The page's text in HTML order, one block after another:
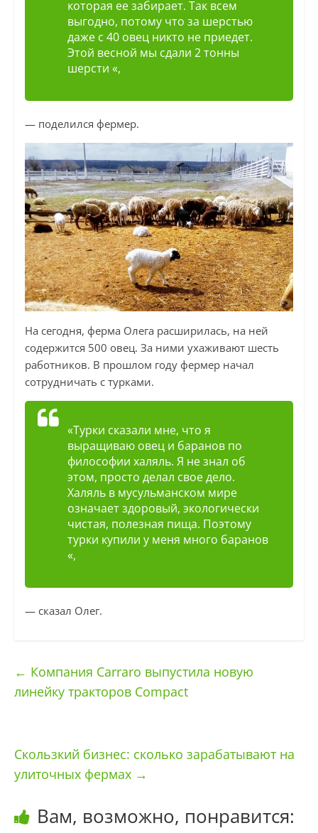
которая ее забирает. Так всем
выгодно, потому что за шерстью
даже с 40 овец никто не приедет.
Этой весной мы сдали 2 тонны
шерсти «,
— поделился фермер.
На сегодня, ферма Олега расширилась, на ней
содержится 500 овец. За ними ухаживают шесть
работников. В прошлом году фермер начал
сотрудничать с турками.
«Турки сказали мне, что я
выращиваю овец и баранов по
философии халяль. Я не знал об
этом, просто делал свое дело.
Халяль в мусульманском мире
означает здоровый, экологически
чистая, полезная пища. Поэтому
турки купили у меня много баранов
«,
— сказал Олег.
← Компания Carraro выпустила новую
линейку тракторов Compact
Скользкий бизнес: сколько зарабатывают на
улиточных фермах →
Вам, возможно, понравится: